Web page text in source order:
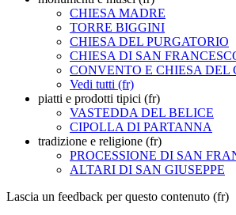
CHIESA MADRE
TORRE BIGGINI
CHIESA DEL PURGATORIO
CHIESA DI SAN
CONVENTO E CHIESA DEL
Vedi tutti (fr)
piatti e prodotti tipici (fr)
VASTEDDA DEL BELICE
CIPOLLA DI PARTANNA
tradizione e religione (fr)
PROCESSIONE DI SAN
ALTARI DI SAN GIUSEPPE
Lascia un feedback per questo contenuto (fr)